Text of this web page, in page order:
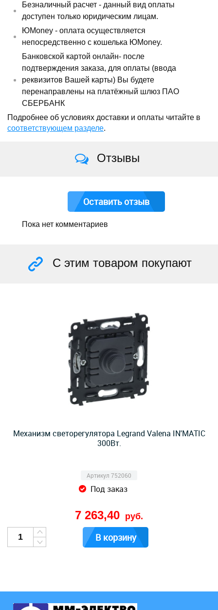
Безналичный расчет - данный вид оплаты
доступен только юридическим лицам.
ЮMoney - оплата осуществляется
непосредственно с кошелька ЮMoney.
Банковской картой онлайн- после
подтверждения заказа, для оплаты (ввода
реквизитов Вашей карты) Вы будете
перенаправлены на платёжный шлюз ПАО
СБЕРБАНК
Подробнее об условиях доставки и оплаты читайте в
соответствующем разделе.
Отзывы
Оставить отзыв
Пока нет комментариев
С этим товаром покупают
Механизм светорегулятора Legrand Valena IN'MATIC
300Вт.
Артикул 752060
Под заказ
7 263,40 руб.
В корзину